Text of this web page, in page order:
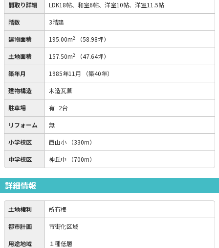
間取り詳細 LDK18帖、和室6帖、洋室10帖、洋室11.5帖
階数 3階建
建物面積 195.00m2 （58.98坪）
土地面積 157.50m2 （47.64坪）
築年月 1985年11月 （築40年）
建物構造 木造瓦葺
駐車場 有 2台
リフォーム 無
小学校区 西山小 （330m）
中学校区 神丘中 （700m）
詳細情報
土地権利 所有権
都市計画 市街化区域
用途地域 １種低層